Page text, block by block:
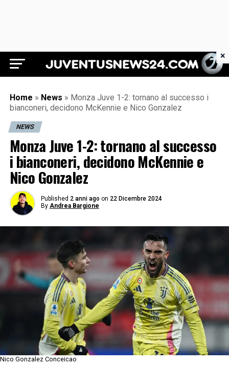
Juventus News 24
Home » News » Monza Juve 1-2: tornano al successo i
bianconeri, decidono McKennie e Nico Gonzalez
NEWS
Monza Juve 1-2: tornano al successo
i bianconeri, decidono McKennie e
Nico Gonzalez
Published 2 anni ago on 22 Dicembre 2024
By Andrea Bargione
Nico Gonzalez Conceicao
×